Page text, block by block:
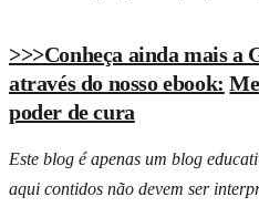
>>>Conheça ainda mais a
através do nosso ebook:
poder de cura
Este blog é apenas um blog
aqui contidos não devem ser